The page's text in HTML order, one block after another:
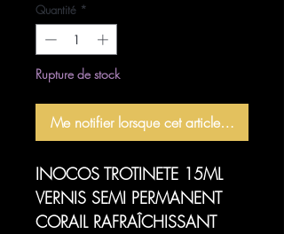
Quantité *
Rupture de stock
Me notifier lorsque cet article est
INOCOS TROTINETE 15ML
VERNIS SEMI PERMANENT
CORAIL RAFRAÎCHISSANT